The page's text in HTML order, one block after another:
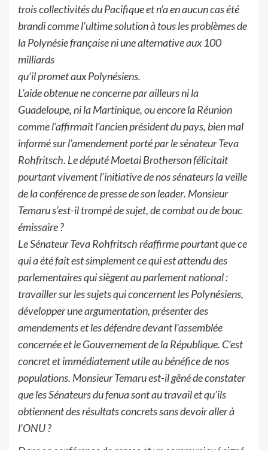
trois collectivités du Pacifique et n’a en aucun cas été
brandi comme l’ultimesolution à tous les problèmes de
la Polynésie française ni une alternative aux 100
milliards
qu’il promet aux Polynésiens.
L’aide obtenue ne concerne par ailleurs ni la
Guadeloupe, ni laMartinique, ou encore la Réunion
comme l’affirmait l’ancien président du pays, bien mal
informé sur l’amendementporté par le sénateur Teva
Rohfritsch. Le député Moetai Brothersonfélicitait
pourtantvivement l’initiative de nos sénateurs la veille
de laconférence de presse de son leader. Monsieur
Temaru s’est-il trompé de sujet, decombat ou de bouc
émissaire ?
Le Sénateur Teva Rohfritsch réaffirme pourtant que ce
qui a été fait est simplement cequi est attendu des
parlementaires qui siègent au parlement national :
travailler sur les sujetsqui concernent les Polynésiens,
développer une argumentation, présenter des
amendements etlesdéfendre devant l’assemblée
concernée et le Gouvernement de la République. C’est
concret et immédiatement utile au bénéfice de nos
populations. Monsieur Temaru est-ilgêné de constater
que les Sénateurs du fenua sont au travail et qu’ils
obtiennent desrésultats concrets sans devoiraller à
l’ONU ?